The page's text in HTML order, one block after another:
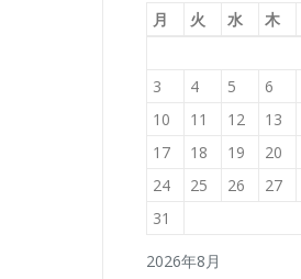
2026年8月
月 火 水 木
3
4 5 6
10
11 12 13
17
18 19 20
24
25 26 27
31